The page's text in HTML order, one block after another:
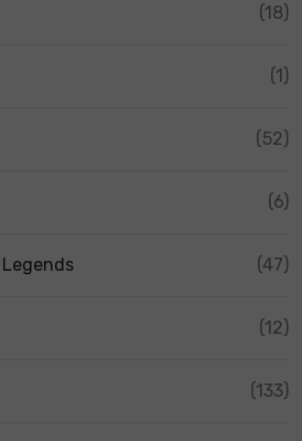
(18)
(1)
(52)
(6)
Legends (47)
(12)
(133)